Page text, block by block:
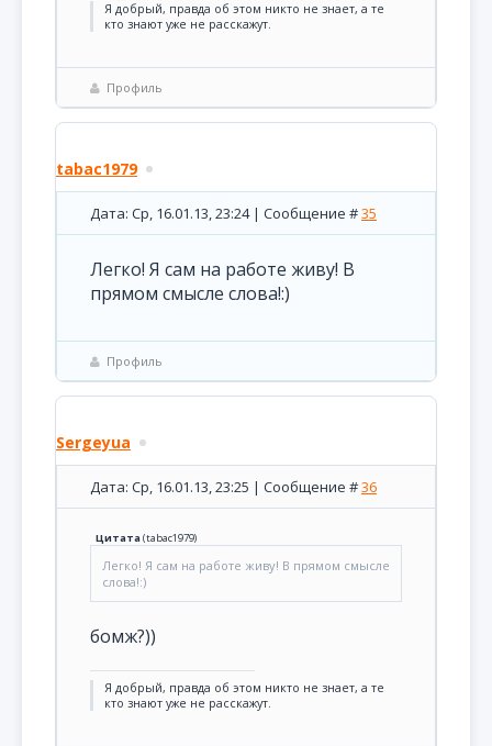
Я добрый, правда об этом никто не знает, а те
кто знают уже не расскажут.
Профиль
tabac1979
Дата: Ср, 16.01.13, 23:24 | Сообщение #35
Легко! Я сам на работе живу! В
прямом смысле слова!:)
Профиль
Sergeyua
Дата: Ср, 16.01.13, 23:25 | Сообщение #36
Цитата(tabac1979)
Легко! Я сам на работе живу! В прямом смысле
слова!:)
бомж?))
Я добрый, правда об этом никто не знает, а те
кто знают уже не расскажут.